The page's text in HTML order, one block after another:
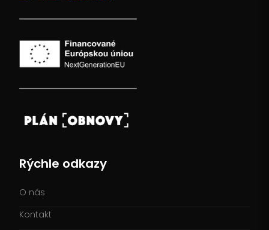
Rýchle odkazy
O nás
Kontakt